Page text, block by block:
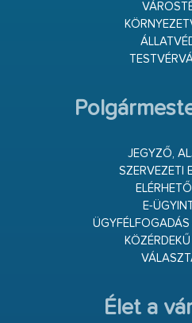
JEGYZŐ,
SZERVEZETI
E-
Élet a